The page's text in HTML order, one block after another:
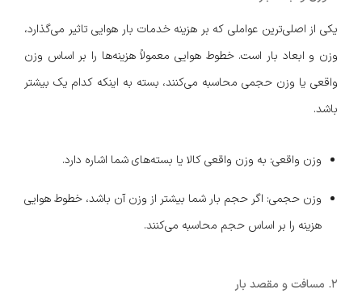
یکی از اصلی‌ترین عواملی که بر هزینه خدمات بار هوایی تاثیر می‌گذارد،
وزن و ابعاد بار است. خطوط هوایی معمولاً هزینه‌ها را بر اساس وزن
واقعی یا وزن حجمی محاسبه می‌کنند، بسته به اینکه کدام یک بیشتر
باشد.
وزن واقعی: به وزن واقعی کالا یا بسته‌های شما اشاره دارد.
وزن حجمی: اگر حجم بار شما بیشتر از وزن آن باشد، خطوط هوایی
هزینه را بر اساس حجم محاسبه می‌کنند.
۲. مسافت و مقصد بار